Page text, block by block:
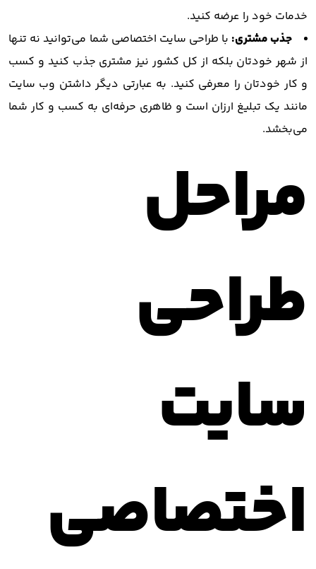
خدمات خود را عرضه کنید.
جذب مشتری: با طراحی سایت اختصاصی شما می‌توانید نه تنها
از شهر خودتان بلکه از کل کشور نیز مشتری جذب کنید و کسب
و کار خودتان را معرفی کنید. به عبارتی دیگر داشتن وب سایت
مانند یک تبلیغ ارزان است و ظاهری حرفه‌ای به کسب و کار شما
می‌بخشد.
مراحل
طراحی
سایت
اختصاصی